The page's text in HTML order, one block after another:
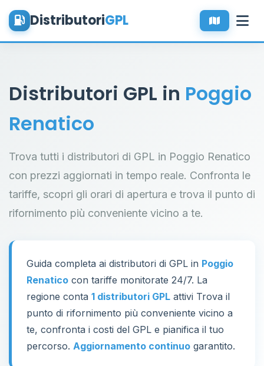
DistributoriGPL
Distributori GPL in Poggio
Renatico
Trova tutti i distributori di GPL in Poggio Renatico
con prezzi aggiornati in tempo reale. Confronta le
tariffe, scopri gli orari di apertura e trova il punto di
rifornimento più conveniente vicino a te.
Guida completa ai distributori di GPL in Poggio
Renatico con tariffe monitorate 24/7. La
regione conta 1 distributori GPL attivi Trova il
punto di rifornimento più conveniente vicino a
te, confronta i costi del GPL e pianifica il tuo
percorso. Aggiornamento continuo garantito.